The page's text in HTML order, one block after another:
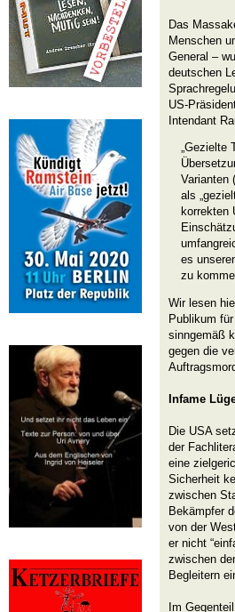
Das
Menschen
General –
deutschen
US-
Intendant
„Gezielte
Varianten
als
korrekten
es
zu
Wir lesen
Publikum
sinngemäß
gegen die
Infame
Die USA
der
eine
Sicherheit
zwischen
Bekämpfer
von der
er nicht
zwischen
Begleitern
Im